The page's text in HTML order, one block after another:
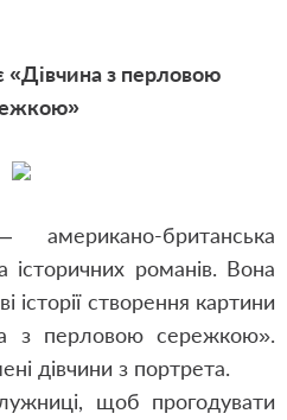
«Дівчина з перловою
британська
романів. Вона
історії створення картини
з перловою сережкою».
дівчини з портрета.
щоб прогодувати